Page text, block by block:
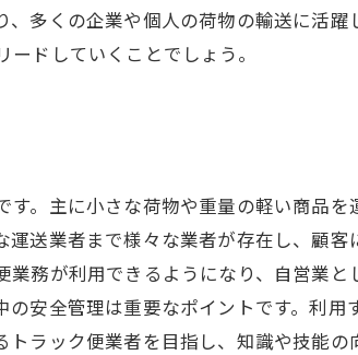
多くの企業や個人の荷物の輸送に活
ドしていくことでしょう。
。主に小さな荷物や重量の軽い商品を
送業者まで様々な業者が存在し、顧
務が利用できるようになり、自営業
安全管理は重要なポイントです。利
ラック便業者を目指し、知識や技能の